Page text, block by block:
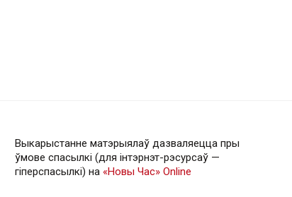
Выкарыстанне матэрыялаў дазваляецца пры
ўмове спасылкі (для інтэрнэт-рэсурсаў —
гiперспасылкi) на «Новы Час» Online